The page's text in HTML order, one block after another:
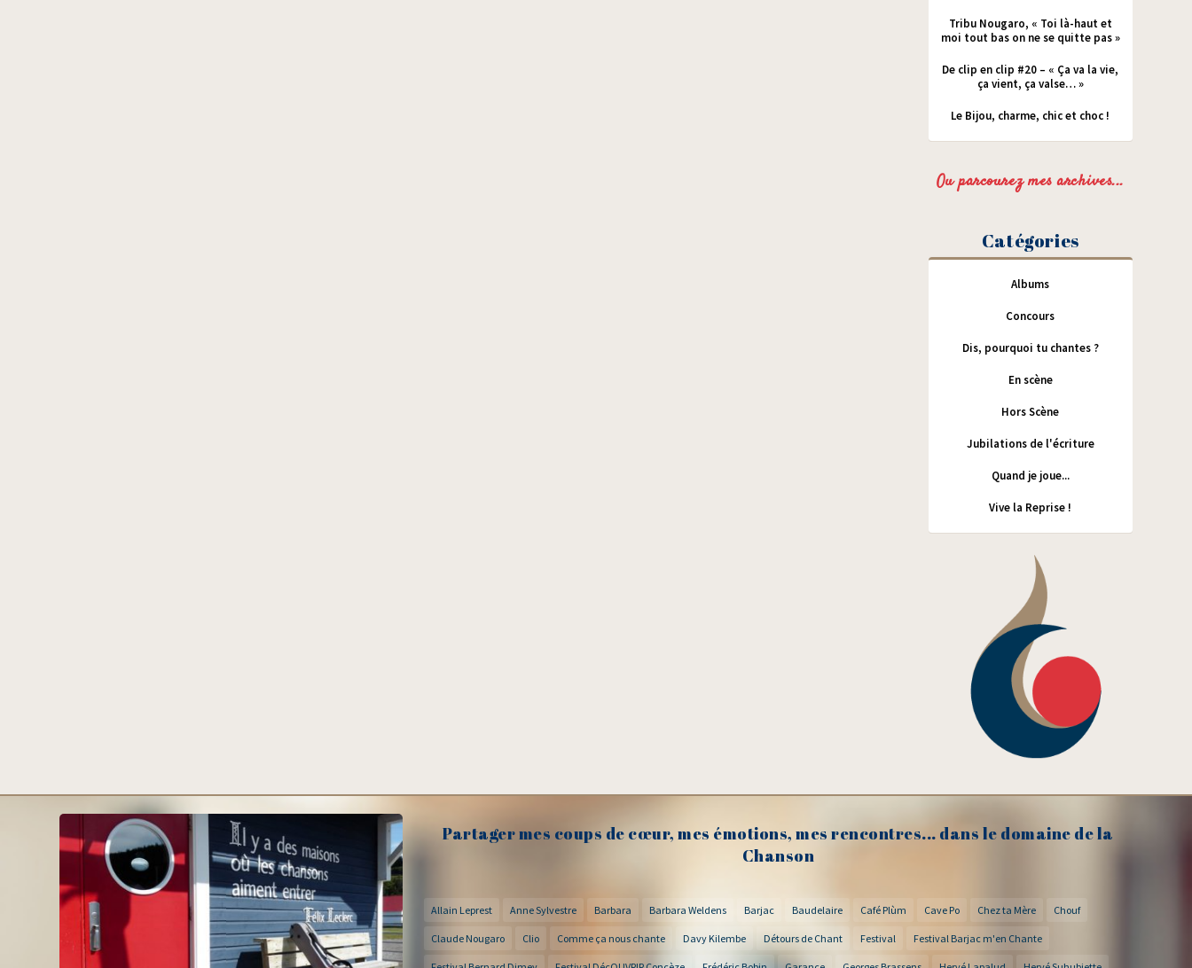
Tribu Nougaro, « Toi là-haut et
moi tout bas on ne se quitte pas »
De clip en clip #20 – « Ça va la vie,
ça vient, ça valse… »
Le Bijou, charme, chic et choc !
Ou parcourez mes archives...
Catégories
Albums
Concours
Dis, pourquoi tu chantes ?
En scène
Hors Scène
Jubilations de l'écriture
Quand je joue...
Vive la Reprise !
Partager mes coups de cœur, mes émotions, mes rencontres... dans le domaine de la
Chanson
Allain Leprest Anne Sylvestre Barbara Barbara Weldens Barjac Baudelaire Café Plùm Cave Po Chez ta Mère Chouf
Claude Nougaro Clio Comme ça nous chante Davy Kilembe Détours de Chant Festival Festival Barjac m'en Chante